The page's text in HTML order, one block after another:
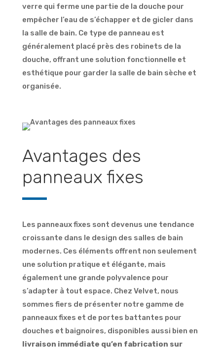
verre qui ferme une partie de la douche pour
empêcher l’eau de s’échapper et de gicler dans
la salle de bain. Ce type de panneau est
généralement placé près des robinets de la
douche, offrant une solution fonctionnelle et
esthétique pour garder la salle de bain sèche et
organisée.
Avantages des
panneaux fixes
Les panneaux fixes sont devenus une tendance
croissante dans le design des salles de bain
modernes. Ces éléments offrent non seulement
une solution pratique et élégante, mais
également une grande polyvalence pour
s’adapter à tout espace. Chez Velvet, nous
sommes fiers de présenter notre gamme de
panneaux fixes et de portes battantes pour
douches et baignoires, disponibles aussi bien en
livraison immédiate qu’en fabrication sur